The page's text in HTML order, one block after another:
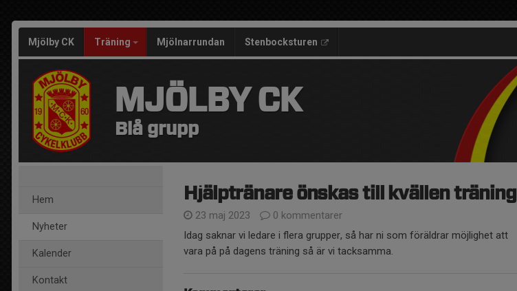
Mjölby CK Träning Mjölnarrundan Stenbocksturen
MJÖLBY CK
Blå grupp
Hem
Nyheter
Kalender
Kontakt
Hjälptränare önskas till kvällen träning
23 maj 2023
0 kommentarer
Idag saknar vi ledare i flera grupper, så har ni som föräldrar möjlighet att
vara på på dagens träning så är vi tacksamma.